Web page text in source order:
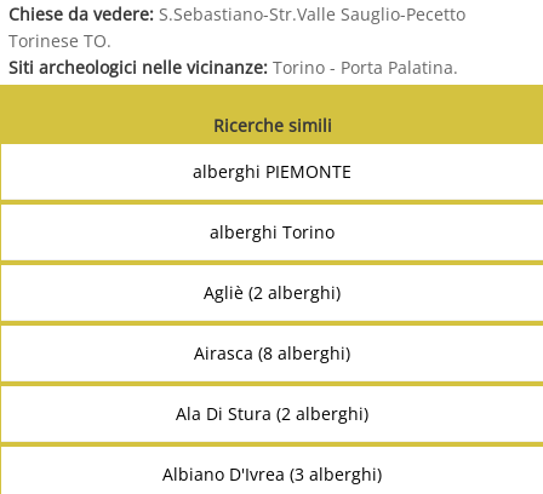
Chiese da vedere: S.Sebastiano-Str.Valle Sauglio-Pecetto
Torinese TO.
Siti archeologici nelle vicinanze: Torino - Porta Palatina.
Ricerche simili
alberghi PIEMONTE
alberghi Torino
Agliè (2 alberghi)
Airasca (8 alberghi)
Ala Di Stura (2 alberghi)
Albiano D'Ivrea (3 alberghi)